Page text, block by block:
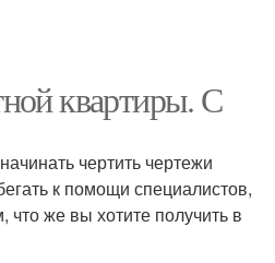
квартиры. С
чертить чертежи
к помощи специалистов,
что же вы хотите получить в